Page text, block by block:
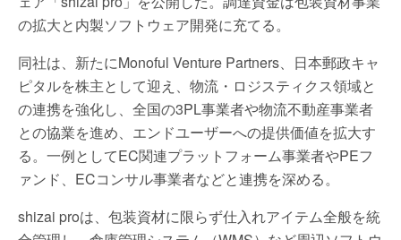
の拡大と内製ソフトウェア開発に充てる。
同社は、新たにMonoful Venture Partners、日本郵政キャ
ピタルを株主として迎え、物流・ロジスティクス領域と
の連携を強化し、全国の3PL事業者や物流不動産事業者
との協業を進め、エンドユーザーへの提供価値を拡大す
る。一例としてEC関連プラットフォーム事業者やPEフ
ァンド、ECコンサル事業者などと連携を深める。
shizai proは、包装資材に限らず仕入れアイテム全般を統